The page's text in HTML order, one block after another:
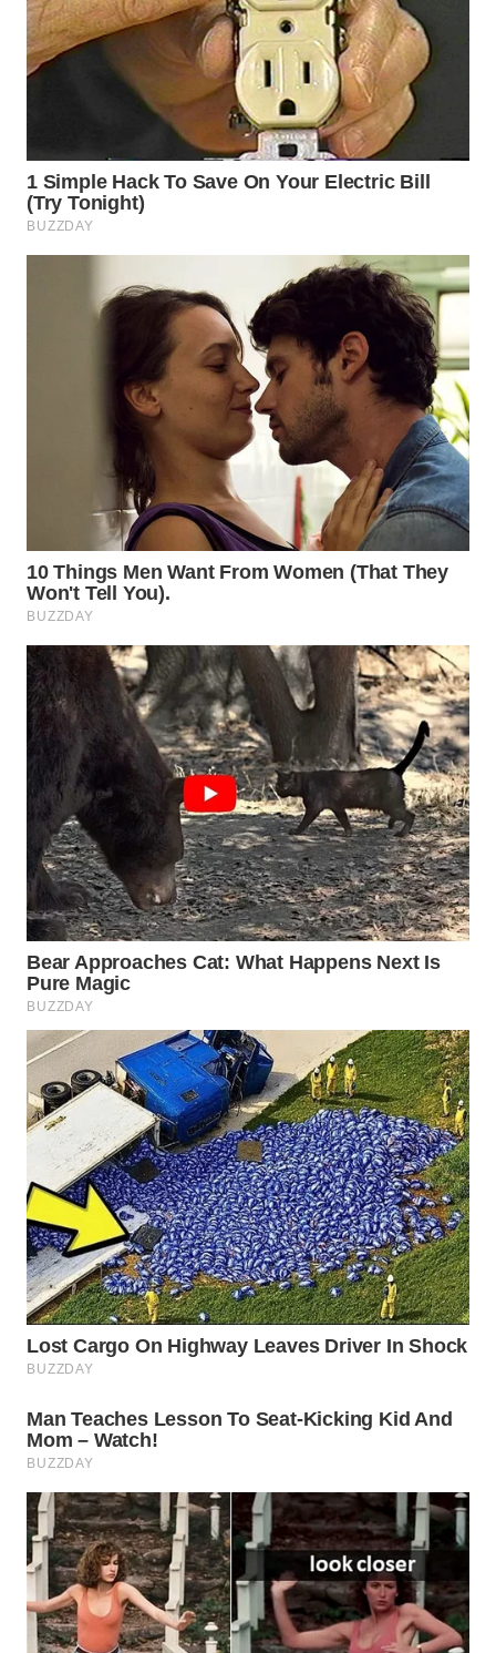
BINJAI
WN
INDRAMAYU
SUKABUMI
WN
PURWAKARTA
WN
PRIANGAN
TIMUR
WN
SEMARANG
WN
SOLO
WN
BOROBUDUR
WN
MADURA
WN
SURABAYA
WN
NATUNA
WN
BINTAN
WN
MANDALIKA
WN
LIKUPANG
WN
LABUANBAJO
WN
BORNEO